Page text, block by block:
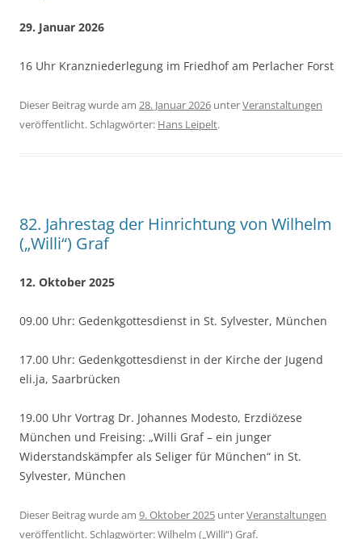
29. Januar 2026
16 Uhr Kranzniederlegung im Friedhof am Perlacher Forst
Dieser Beitrag wurde am 28. Januar 2026 unterVeranstaltungen
veröffentlicht. Schlagwörter: Hans Leipelt.
82. Jahrestag der Hinrichtung von Wilhelm
(„Willi“) Graf
12. Oktober 2025
09.00 Uhr: Gedenkgottesdienst in St. Sylvester, München
17.00 Uhr: Gedenkgottesdienst in der Kirche der Jugend
eli.ja, Saarbrücken
19.00 Uhr Vortrag Dr. Johannes Modesto, Erzdiözese
München und Freising: „Willi Graf – ein junger
Widerstandskämpfer als Seliger für München“ in St.
Sylvester, München
Dieser Beitrag wurde am 9. Oktober 2025 unterVeranstaltungen
veröffentlicht. Schlagwörter:Wilhelm („Willi“) Graf.